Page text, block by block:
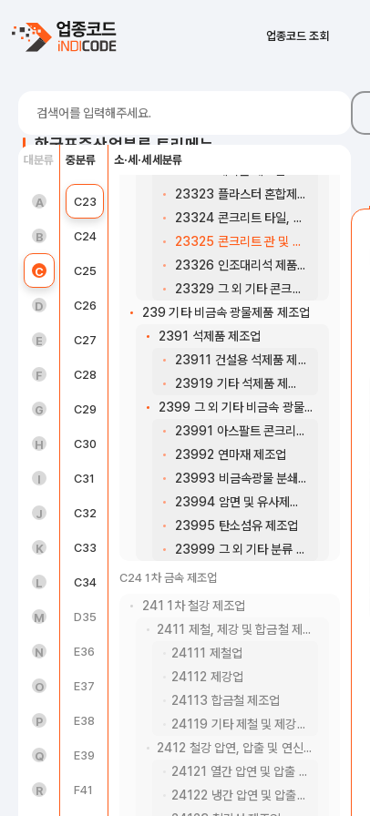
업종코드 조회
한국표준산업분류 트리메뉴
대분류
A 농업, 임업 및 어업(01~03)
B 광업(05~08)
C 제조업(10~34)
D 전기, 가스, 증기 및 공기조절 공급업(35)
E 수도, 하수 및 폐기물 처리, 원료 재생업(36 ~ 39)
F 건설업(41~42)
G 도매 및 소매업(45~47)
H 운수 및 창고업(49~52)
I 숙박 및 음식점업(55~56)
J 정보통신업(58~63)
K 금융 및 보험업(64~66)
L 부동산업(68)
M 전문, 과학 및 기술 서비스업(70~73)
N 사업시설 관리, 사업 지원 및 임대 서비스업(74~76)
O 공공행정, 국방 및 사회보장 행정(84)
P 교육 서비스업(85)
Q 보건업 및 사회복지 서비스업(86~87)
R 예술, 스포츠 및 여가관련 서비스업(90~91)
중분류
C18 인쇄 및 기록매체 복제업
C22 고무 및 플라스틱제품 제조업
C23 비금속 광물제품 제조업
C24 1차 금속 제조업
C25 금속가공제품 제조업; 기계 및 가구 제외
C26 전자부품, 컴퓨터, 영상, 음향 및 통신장비 제조업
C27 의료, 정밀, 광학기기 및 시계 제조업
C28
C29 기타 기계 및 장비 제조업
C30
C31 기타 운송장비 제조업
C32
C33 기타 제품 제조업
C34 산업용 기계 및 장비 수리업
D35 전기, 가스, 증기 및 공기조절 공급업
E36
E37 하수, 폐수 및 분뇨 처리업
E38 폐기물 수집, 운반, 처리 및 원료 재생업
E39 환경 정화 및 복원업
F41
소·세·세세분류
233 시멘트, 석회, 플라스터 및 그 제품 제조업
23322 레미콘 제조업
23323 플라스터 혼합제품 제조업
23324 콘크리트 타일, 기와, 벽돌 및 블록 제조업
23325 콘크리트 관 및 기타 구조용 콘크리트 제품 제조업
23326 인조대리석 제품 제조업
23329 그 외 기타 콘크리트 제품 및 유사제품 제조업
239 기타 비금속 광물제품 제조업
2391 석제품 제조업
23911 건설용 석제품 제조업
23919 기타 석제품 제조업
2399 그 외 기타 비금속 광물제품 제조업
23991 아스팔트 콘크리트 및 혼합제품 제조업
23992 연마재 제조업
23993 비금속광물 분쇄물 생산업
23994 암면 및 유사제품 제조업
23995 탄소섬유 제조업
23999 그 외 기타 분류 안된 비금속 광물제품 제조업
C24 1차 금속 제조업
241 1차 철강 제조업
2411 제철, 제강 및 합금철 제조업
24111 제철업
24112 제강업
24113 합금철 제조업
24119 기타 제철 및 제강업
2412 철강 압연, 압출 및 연신제품 제조업
24121 열간 압연 및 압출 제품 제조업
24122 냉간 압연 및 압출 제품 제조업